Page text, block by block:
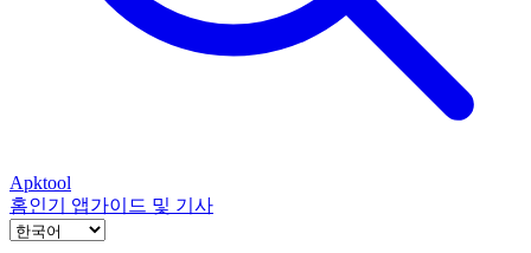
Apktool
홈인기 앱가이드 및 기사